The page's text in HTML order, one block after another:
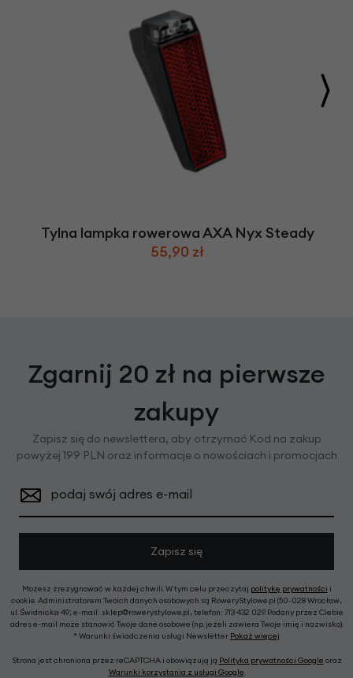
Tylna lampka rowerowa AXA Nyx Steady
55,90 zł
Zgarnij 20 zł na pierwsze
zakupy
Zapisz się do newslettera, aby otrzymać Kod na zakup
powyżej 199 PLN oraz informacje o nowościach i promocjach
podaj swój adres e-mail
Zapisz się
Możesz zrezygnować w każdej chwili. W tym celu przeczytaj politykę prywatności i
cookie. Administratorem Twoich danych osobowych są RoweryStylowe.pl (50-028 Wrocław,
ul. Świdnicka 49; e-mail: sklep@rowerystylowe.pl, telefon: 713 432 029. Podany przez Ciebie
adres e-mail może stanowić Twoje dane osobowe (np. jeżeli zawiera Twoje imię i nazwisko).
* Warunki świadczenia usługi Newsletter Pokaż więcej
Strona jest chroniona przez reCAPTCHA i obowiązują ją Polityka prywatności Google oraz
Warunki korzystania z usługi Google